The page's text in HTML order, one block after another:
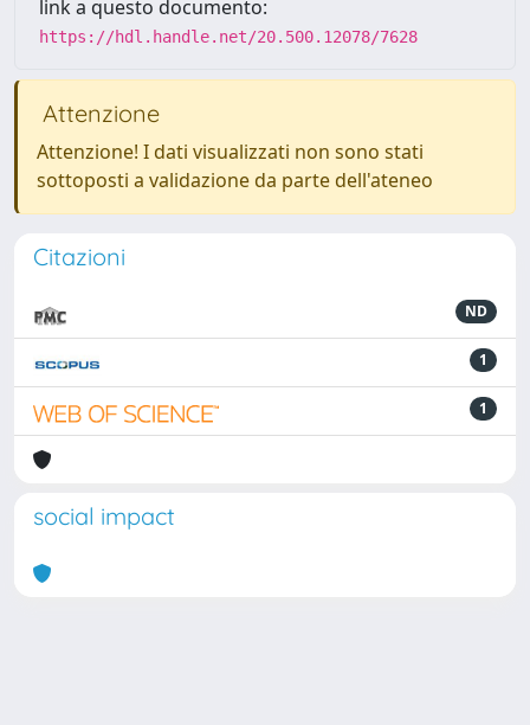
link a questo documento:
https://hdl.handle.net/20.500.12078/7628
Attenzione
Attenzione! I dati visualizzati non sono stati
sottoposti a validazione da parte dell'ateneo
Citazioni
ND
1
1
social impact